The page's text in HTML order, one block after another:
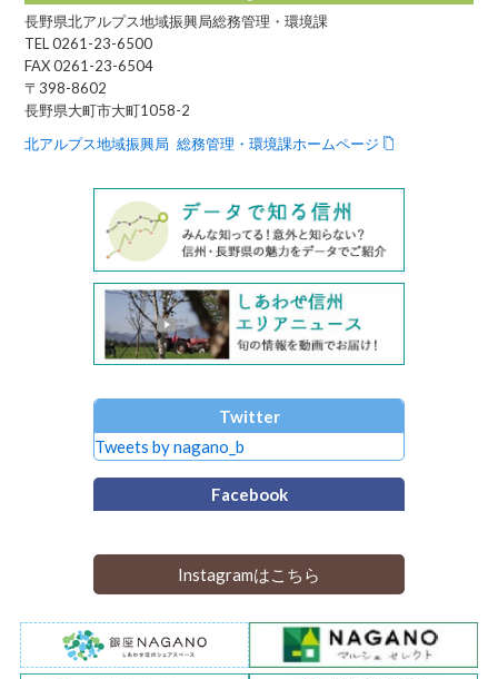
長野県北アルプス地域振興局総務管理・環境課
TEL 0261-23-6500
FAX 0261-23-6504
〒398-8602
長野県大町市大町1058-2
北アルプス地域振興局 総務管理・環境課ホームページ
Twitter
Tweets by nagano_b
Facebook
Instagramはこちら